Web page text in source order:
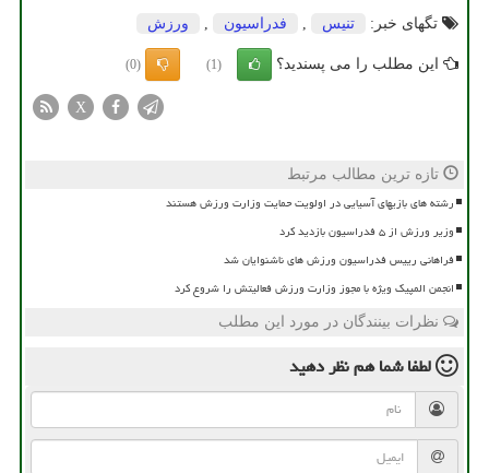
تگهای خبر:
تنیس فدراسیون ورزش
این مطلب را می پسندید؟ (1)
(0)
X
تازه ترین مطالب مرتبط
رشته های بازیهای آسیایی در اولویت حمایت وزارت ورزش هستند
وزیر ورزش از ۵ فدراسیون بازدید کرد
فراهانی رییس فدراسیون ورزش های ناشنوایان شد
انجمن المپیک ویژه با مجوز وزارت ورزش فعالیتش را شروع کرد
نظرات بینندگان در مورد این مطلب
لطفا شما همنظر دهید